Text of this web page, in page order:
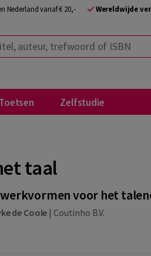
Nederland vanaf € 20,- Wereldwijde
trefwoord of ISBN
Toetsen Zelfstudie
taal
voor het
de Coole | Coutinho B.V.